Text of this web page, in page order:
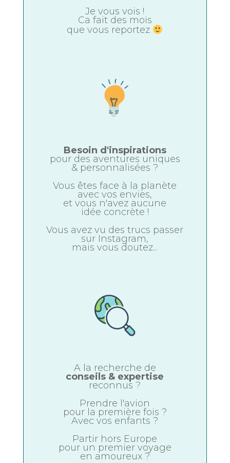
Je vous vois !
Ca fait des mois
que vous reportez
Besoin d'inspirations
pour des aventures uniques
& personnalisées ?
Vous êtes face à la planète
avec vos envies,
et vous n'avez aucune
idée concrète !
Vous avez vu des trucs passer
sur Instagram,
mais vous doutez...
A la recherche de
conseils & expertise
reconnus ?
Prendre l'avion
pour la première fois ?
Avec vos enfants ?
Partir hors Europe
pour un premier voyage
en amoureux ?